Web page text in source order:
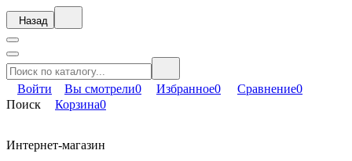
Назад
Войти Вы смотрели0 Избранное0 Сравнение0
Поиск
Корзина0
Интернет-магазин